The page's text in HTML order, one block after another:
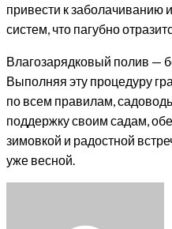
привести к заболачиванию
систем, что пагубно
Влагозарядковый полив —
Выполняя эту процедуру
по всем правилам,
поддержку своим садам,
зимовкой и радостной
уже весной.